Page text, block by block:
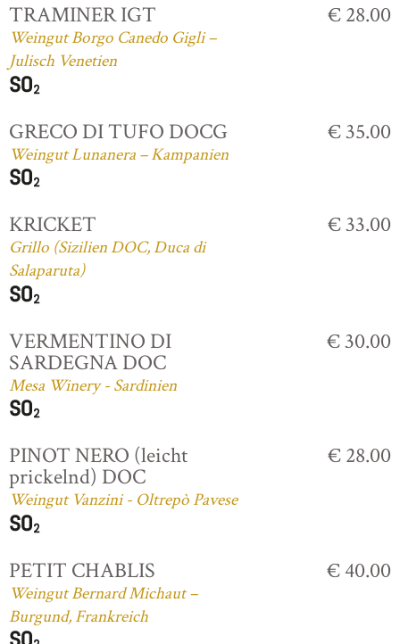
TRAMINER IGT
Weingut Borgo Canedo Gigli –
Julisch Venetien
€ 28.00
GRECO DI TUFO DOCG
Weingut Lunanera – Kampanien
€ 35.00
KRICKET
Grillo (Sizilien DOC, Duca di
Salaparuta)
€ 33.00
VERMENTINO DI
SARDEGNA DOC
Mesa Winery - Sardinien
€ 30.00
PINOT NERO (leicht
prickelnd) DOC
Weingut Vanzini - Oltrepò Pavese
€ 28.00
PETIT CHABLIS
Weingut Bernard Michaut –
Burgund, Frankreich
€ 40.00